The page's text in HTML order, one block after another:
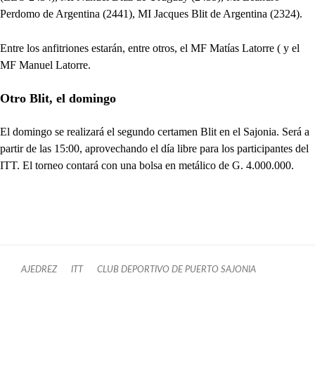
Perdomo de Argentina (2441), MI Jacques Blit de Argentina (2324).
Entre los anfitriones estarán, entre otros, el MF Matías Latorre ( y el
MF Manuel Latorre.
Otro Blit, el domingo
El domingo se realizará el segundo certamen Blit en el Sajonia. Será a
partir de las 15:00, aprovechando el día libre para los participantes del
ITT. El torneo contará con una bolsa en metálico de G. 4.000.000.
AJEDREZ ITT CLUB DEPORTIVO DE PUERTO SAJONIA